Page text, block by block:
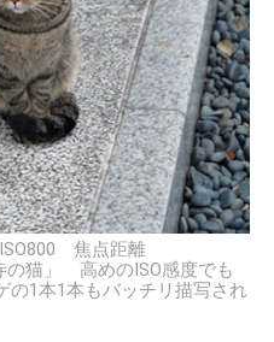
焦点距離
の猫」 高めのISO感度でも
の1本1本もバッチリ描写され